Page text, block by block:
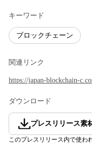
キーワード
ブロックチェーン
関連リンク
https://japan-blockchain-
ダウンロード
プレスリリース素
このプレスリリース内で使わ